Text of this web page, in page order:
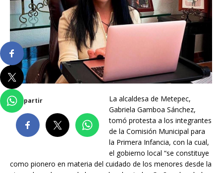
Compartir
La alcaldesa de Metepec,
Gabriela Gamboa Sánchez,
tomó protesta a los integrantes
de la Comisión Municipal para
la Primera Infancia, con la cual,
el gobierno local “se constituye
como pionero en materia del cuidado de los menores desde la